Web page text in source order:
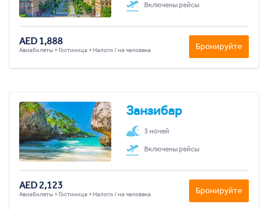
Включены рейсы
AED 1,888
Авиабилеты + Гостиница + Налоги / на человека Бронируйте
Занзибар
3 ночей
Включены рейсы
AED 2,123
Авиабилеты + Гостиница + Налоги / на человека Бронируйте